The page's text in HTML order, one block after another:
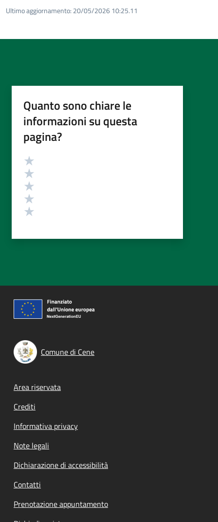
Ultimo aggiornamento: 20/05/2026 10:25.11
Quanto sono chiare le
informazioni su questa
pagina?
Valutazione
Comune di Cene
Footer menu
Area riservata
Crediti
Informativa privacy
Note legali
Dichiarazione di accessibilità
Contatti
Prenotazione appuntamento